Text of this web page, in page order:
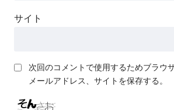
サイト
次回のコメントで使用するためブラウ
メールアドレス、サイトを保存する。